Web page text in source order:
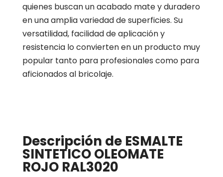
quienes buscan un acabado mate y duradero
en una amplia variedad de superficies. Su
versatilidad, facilidad de aplicación y
resistencia lo convierten en un producto muy
popular tanto para profesionales como para
aficionados al bricolaje.
Descripción de ESMALTE
SINTETICO OLEOMATE
ROJO RAL3020